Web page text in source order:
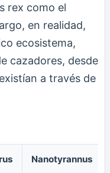
rex como el
en realidad,
ecosistema,
cazadores, desde
a través de
Nanotyrannus